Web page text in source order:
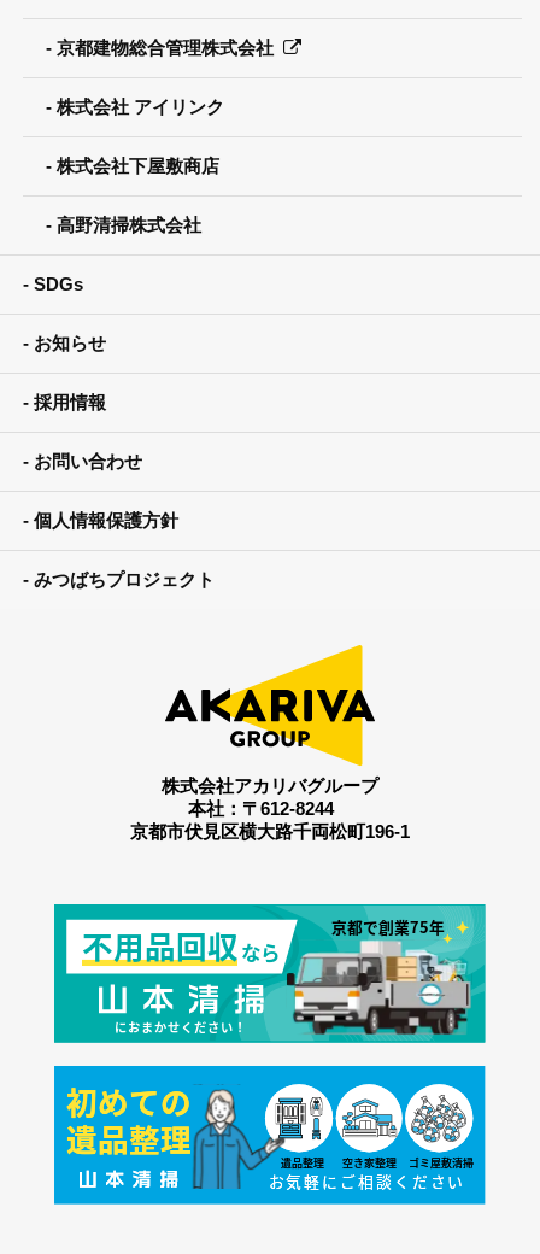
京都建物総合管理株式会社
株式会社 アイリンク
株式会社下屋敷商店
高野清掃株式会社
SDGs
お知らせ
採用情報
お問い合わせ
個人情報保護方針
みつばちプロジェクト
株式会社アカリバグループ
本社：〒612-8244
京都市伏見区横大路千両松町196-1